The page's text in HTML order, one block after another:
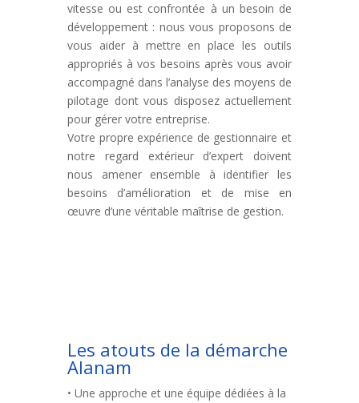
vitesse ou est confrontée à un besoin de
développement : nous vous proposons de
vous aider à mettre en place les outils
appropriés à vos besoins après vous avoir
accompagné dans l’analyse des moyens de
pilotage dont vous disposez actuellement
pour gérer votre entreprise.
Votre propre expérience de gestionnaire et
notre regard extérieur d’expert doivent
nous amener ensemble à identifier les
besoins d’amélioration et de mise en
œuvre d’une véritable maîtrise de gestion.
Les atouts de la démarche
Alanam
• Une approche et une équipe dédiées à la